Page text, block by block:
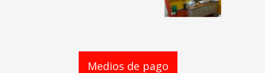
Medios de pago